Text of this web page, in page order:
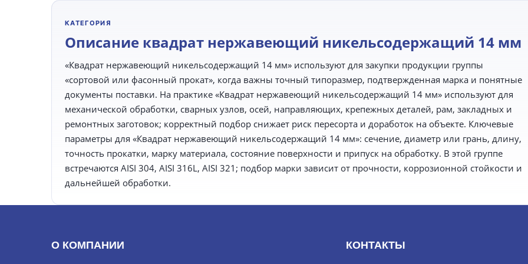
КАТЕГОРИЯ
Описание квадрат нержавеющий никельсодержащий 14 мм
«Квадрат нержавеющий никельсодержащий 14 мм» используют для закупки продукции группы
«сортовой или фасонный прокат», когда важны точный типоразмер, подтвержденная марка и понятные
документы поставки. На практике «Квадрат нержавеющий никельсодержащий 14 мм» используют для
механической обработки, сварных узлов, осей, направляющих, крепежных деталей, рам, закладных и
ремонтных заготовок; корректный подбор снижает риск пересорта и доработок на объекте. Ключевые
параметры для «Квадрат нержавеющий никельсодержащий 14 мм»: сечение, диаметр или грань, длину,
точность прокатки, марку материала, состояние поверхности и припуск на обработку. В этой группе
встречаются AISI 304, AISI 316L, AISI 321; подбор марки зависит от прочности, коррозионной стойкости и
дальнейшей обработки.
О КОМПАНИИ КОНТАКТЫ